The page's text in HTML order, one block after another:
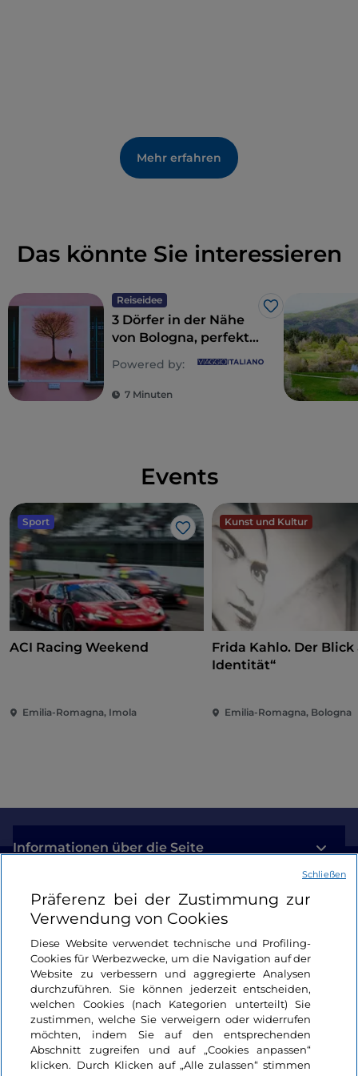
Mehr erfahren
Das könnte Sie interessieren
Reiseidee
Like
3 Dörfer in der Nähe
von Bologna, perfekt
Tagesausflug
Powered by:
7 Minuten
Events
Sport
Like
ACI Racing Weekend
Emilia-Romagna, Imola
Kunst und Kultur
Frida Kahlo. Der Blick
Identität“
Emilia-Romagna, Bologna
Informationen über die Seite
Nützliche Links
Login
Bleiben wir in Kontakt
Präferenz bei der Zustimmung zur
Verwendung von Cookies
Diese Website verwendet technische und Profiling-
Cookies für Werbezwecke, um die Navigation auf der
Website zu verbessern und aggregierte Analysen
durchzuführen. Sie können jederzeit entscheiden,
welchen Cookies (nach Kategorien unterteilt) Sie
zustimmen, welche Sie verweigern oder widerrufen
möchten, indem Sie auf den entsprechenden
Abschnitt zugreifen und auf „Cookies anpassen“
klicken. Durch Klicken auf „Alle zulassen“ stimmen
Schließen